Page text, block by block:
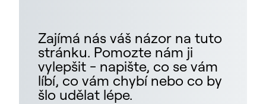
Zajímá nás váš názor na tuto
stránku. Pomozte nám ji
vylepšit - napište, co se vám
líbí, co vám chybí nebo co by
šlo udělat lépe.